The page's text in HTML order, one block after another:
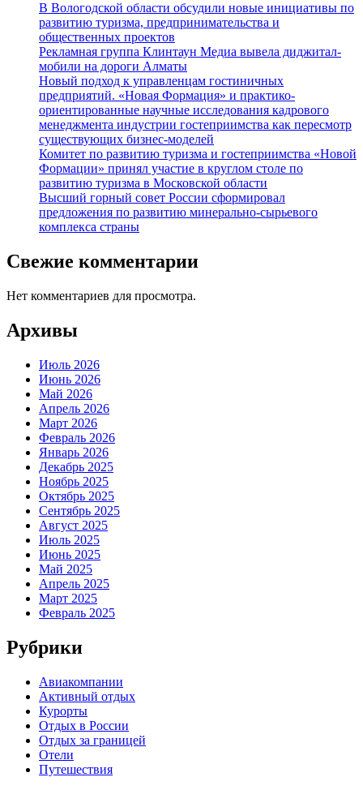
В Вологодской области обсудили новые инициативы по
развитию туризма, предпринимательства и
общественных проектов
Рекламная группа Клинтаун Медиа вывела диджитал-
мобили на дороги Алматы
Новый подход к управленцам гостиничных
предприятий. «Новая Формация» и практико-
ориентированные научные исследования кадрового
менеджмента индустрии гостеприимства как пересмотр
существующих бизнес-моделей
Комитет по развитию туризма и гостеприимства «Новой
Формации» принял участие в круглом столе по
развитию туризма в Московской области
Высший горный совет России сформировал
предложения по развитию минерально-сырьевого
комплекса страны
Свежие комментарии
Нет комментариев для просмотра.
Архивы
Июль 2026
Июнь 2026
Май 2026
Апрель 2026
Март 2026
Февраль 2026
Январь 2026
Декабрь 2025
Ноябрь 2025
Октябрь 2025
Сентябрь 2025
Август 2025
Июль 2025
Июнь 2025
Май 2025
Апрель 2025
Март 2025
Февраль 2025
Рубрики
Авиакомпании
Активный отдых
Курорты
Отдых в России
Отдых за границей
Отели
Путешествия